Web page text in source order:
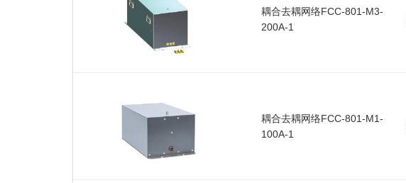
耦合去耦网络FCC-801-M3-
200A-1
耦合去耦网络FCC-801-M1-
100A-1